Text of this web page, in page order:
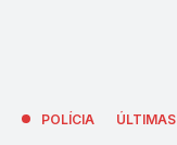
POLÍCIA